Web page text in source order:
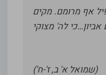
אף מרומם. מקים
לה' מצוקי
(שמואל א' ב, ז'-ח')